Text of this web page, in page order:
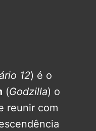
12) é o
(Godzilla) o
reunir com